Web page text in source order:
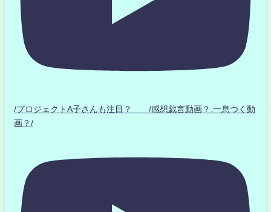
/プロジェクトA子さんも注目？ /感想戯言動画？.一息つく動
画？/